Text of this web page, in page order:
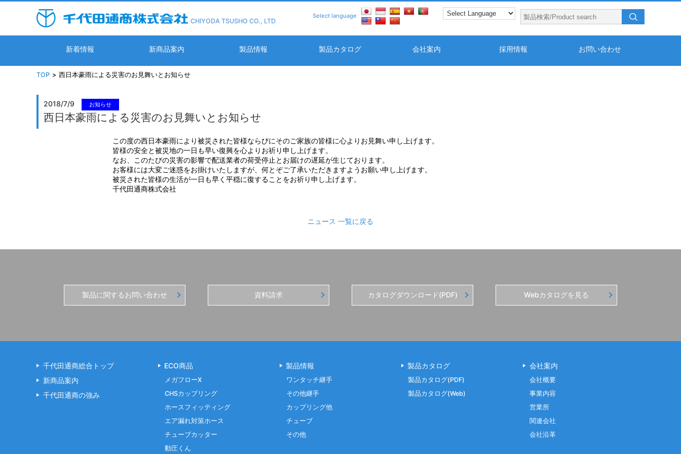
CHIYODA TSUSHO CO., LTD
Select language
新着情報 新商品案内 製品情報 製品カタログ 会社案内 採用情報 お問い合わせ
TOP 西日本豪雨による災害のお見舞いとお知らせ
2018/7/9 お知らせ
西日本豪雨による災害のお見舞いとお知らせ
この度の西日本豪雨により被災された皆様ならびにそのご家族の皆様に心よりお見舞い申し上げます。
皆様の安全と被災地の一日も早い復興を心よりお祈り申し上げます。
なお、このたびの災害の影響で配送業者の荷受停止とお届けの遅延が生じております。
お客様には大変ご迷惑をお掛けいたしますが、何とぞご了承いただきますようお願い申し上げます。
被災された皆様の生活が一日も早く平穏に復することをお祈り申し上げます。
千代田通商株式会社
ニュース 一覧に戻る
製品に関するお問い合わせ 資料請求 カタログダウンロード(PDF) Webカタログを見る
千代田通商総合トップ
新商品案内
千代田通商の強み
ECO商品
メガフローX
CHSカップリング
ホースフィッティング
エア漏れ対策ホース
チューブカッター
動圧くん
製品情報
ワンタッチ継手
その他継手
カップリング他
チューブ
その他
製品カタログ
製品カタログ(PDF)
製品カタログ(Web)
会社案内
会社概要
事業内容
営業所
関連会社
会社沿革